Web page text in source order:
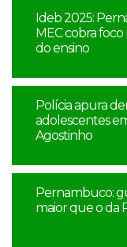
Ideb 2025:
MEC cobra
do ensino
Polícia apura
adolescentes
Agostinho
Pernambuco:
maior que o da